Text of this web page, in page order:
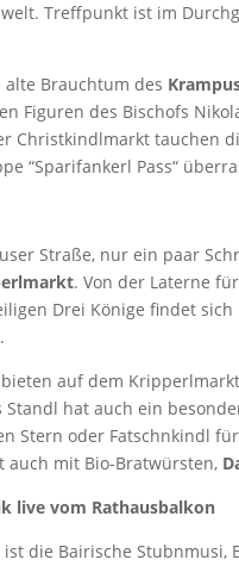
Treffpunkt ist im
alte Brauchtum des
Figuren des Bischofs
Christkindlmarkt tauchen
“Sparifankerl Pass“
Straße, nur ein paar
. Von der Laterne
Drei Könige findet
auf dem
Standl hat auch ein
Stern oder Fatschnkindl
auch mit Bio-Bratwürsten,
live vom Rathausbalkon
die Bairische Stubnmusi,